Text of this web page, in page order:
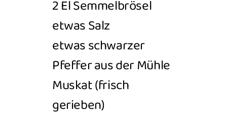
2El Semmelbrösel
etwas Salz
etwas schwarzer
Pfeffer aus der Mühle
Muskat (frisch
gerieben)